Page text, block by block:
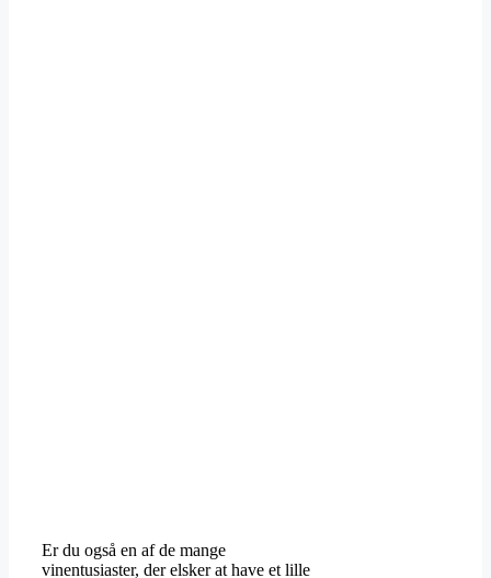
Er du også en af de mange
vinentusiaster, der elsker at have et lille